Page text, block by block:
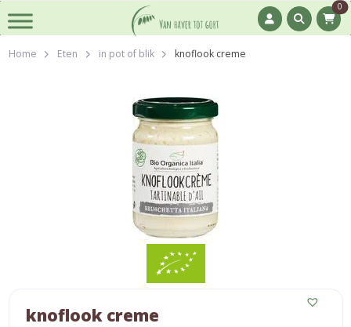
0
Home Eten in pot of blik knoflook creme
knoflook creme